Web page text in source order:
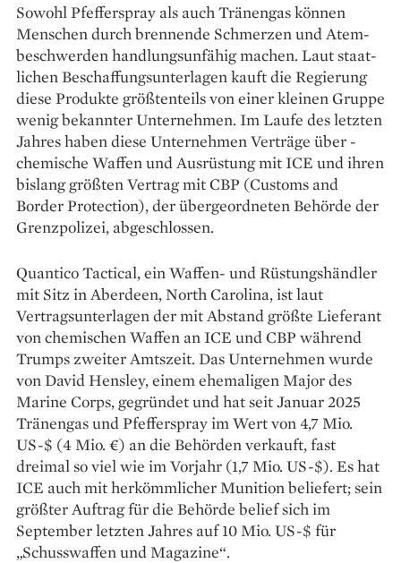
Sowohl Pfefferspray als auch Tränengas können
Menschen durch brennende Schmerzen und Atem­
beschwerden handlungsunfähig machen. Laut staat­
lichen Beschaffungsunterlagen kauft die Regierung
diese Produkte größtenteils von einer kleinen Gruppe
wenig bekannter Unternehmen. Im Laufe des ­letzten
Jahres haben diese Unternehmen Verträge über ­
chemische Waffen und Ausrüstung mit ICE und ihren
bislang größten Vertrag mit CBP (Customs and
Border Protection), der übergeordneten Behörde der
Grenzpolizei, abgeschlossen.
Quantico Tactical, ein Waffen- und Rüstungshändler
mit Sitz in Aberdeen, North Carolina, ist laut
Vertrags­unterlagen der mit Abstand größte Lieferant
von chemischen Waffen an ICE und CBP während
Trumps zweiter Amtszeit. Das Unternehmen wurde
von David Hensley, einem ehemaligen Major des
Marine Corps, gegründet und hat seit Januar 2025
Tränengas und ­Pfefferspray im Wert von 4,7 Mio.
US-$ (4 Mio. €) an die Behörden verkauft, fast
dreimal so viel wie im Vorjahr (1,7 Mio. US-$). Es hat
ICE auch mit herkömm­licher Munition beliefert; sein
größter Auftrag für die Behörde belief sich im
September letzten Jahres auf 10 Mio. US-$ für
„Schusswaffen und Magazine“.